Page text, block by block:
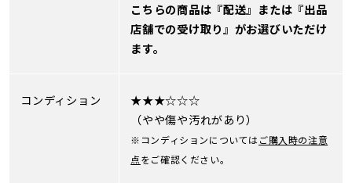
こちらの商品は『配送』または『出品
店舗での受け取り』がお選びいただけ
ます。
コンディション
★★★☆☆☆
（やや傷や汚れがあり）
※コンディションについてはご購入時の注意
点をご確認ください。